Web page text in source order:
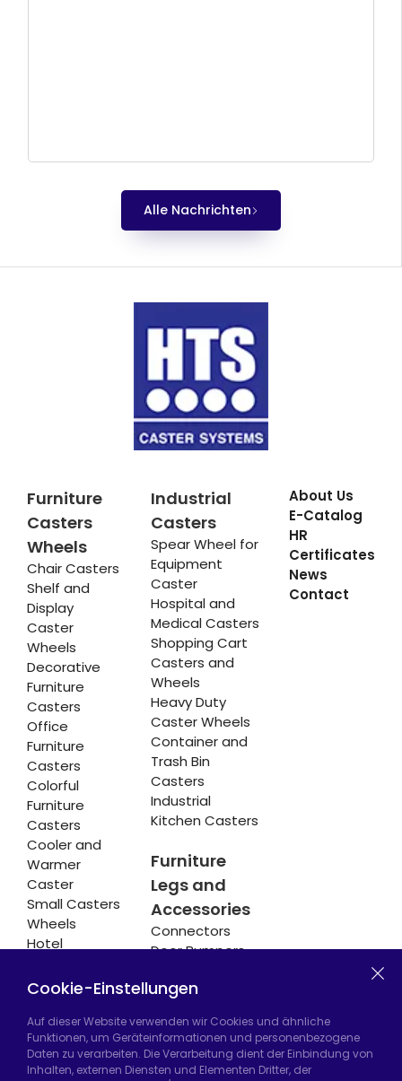
Alle Nachrichten
Furniture
Casters
Wheels
Chair Casters
Shelf and
Display
Caster
Wheels
Decorative
Furniture
Casters
Office
Furniture
Casters
Colorful
Furniture
Casters
Cooler and
Warmer
Caster
Small Casters
Wheels
Hotel
Casters
Industrial
Casters
Spear Wheel for
Equipment
Caster
Hospital and
Medical Casters
Shopping Cart
Casters and
Wheels
Heavy Duty
Caster Wheels
Container and
Trash Bin
Casters
Industrial
Kitchen Casters
Furniture
Legs and
Accessories
Connectors
Door Bumpers
About Us
E-Catalog
HR
Certificates
News
Contact
Hadımköy Fabrik:Atatürk Sanayi Bölgesi,
Cookie-Einstellungen
Auf dieser Website verwenden wir Cookies und ähnliche
Funktionen, um Geräteinformationen und personenbezogene
Daten zu verarbeiten. Die Verarbeitung dient der Einbindung von
Inhalten, externen Diensten und Elementen Dritter, der